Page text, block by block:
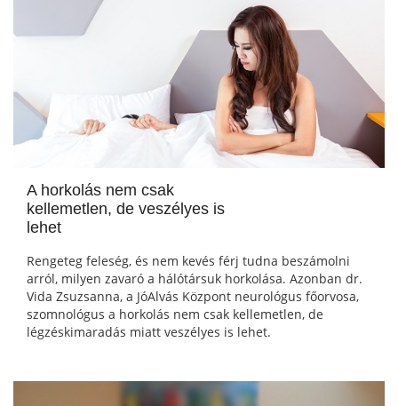
A horkolás nem csak
kellemetlen, de veszélyes is
lehet
Rengeteg feleség, és nem kevés férj tudna beszámolni
arról, milyen zavaró a hálótársuk horkolása. Azonban dr.
Vida Zsuzsanna, a JóAlvás Központ neurológus főorvosa,
szomnológus a horkolás nem csak kellemetlen, de
légzéskimaradás miatt veszélyes is lehet.